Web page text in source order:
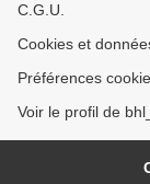
C.G.U.
Cookies et
Préférences
Voir le profil de